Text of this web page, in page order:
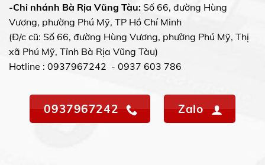
-Chi nhánh Bà Rịa Vũng Tàu: Số 66, đường Hùng
Vương, phường Phú Mỹ, TP Hồ Chí Minh
(Đ/c cũ: Số 66, đường Hùng Vương, phường Phú Mỹ, Thị
xã Phú Mỹ, Tỉnh Bà Rịa Vũng Tàu)
Hotline : 0937967242 - 0937 603 786
0937967242 Zalo